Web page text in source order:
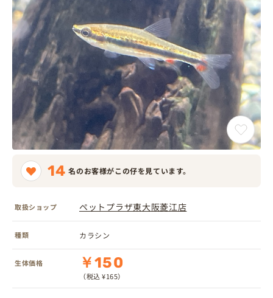
14 名のお客様がこの仔を見ています。
取扱ショップ ペットプラザ東大阪菱江店
種類 カラシン
生体価格 ￥150
（税込 ¥165）